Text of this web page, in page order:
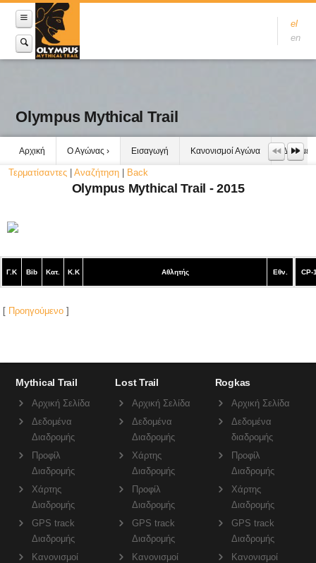
el
en
Olympus Mythical Trail
Αρχική Ο Αγώνας Εισαγωγή Κανονισμοί Αγώνα
Τερματίσαντες Αναζήτηση Back
Olympus Mythical Trail - 2015
Γ.Κ Bib Κατ. Κ.Κ Αθλητής Εθν. CP-
[ Προηγούμενο ]
Mythical Trail
Αρχική Σελίδα
Δεδομένα
Διαδρομής
Προφίλ
Διαδρομής
Χάρτης
Διαδρομής
GPS track
Διαδρομής
Κανονισμοί
Lost Trail
Αρχική Σελίδα
Δεδομένα
Διαδρομής
Χάρτης
Διαδρομής
Προφίλ
Διαδρομής
GPS track
Διαδρομής
Κανονισμοί
Rogkas
Αρχική Σελίδα
Δεδομένα
διαδρομής
Προφίλ
Διαδρομής
Χάρτης
Διαδρομής
GPS track
Διαδρομής
Κανονισμοί